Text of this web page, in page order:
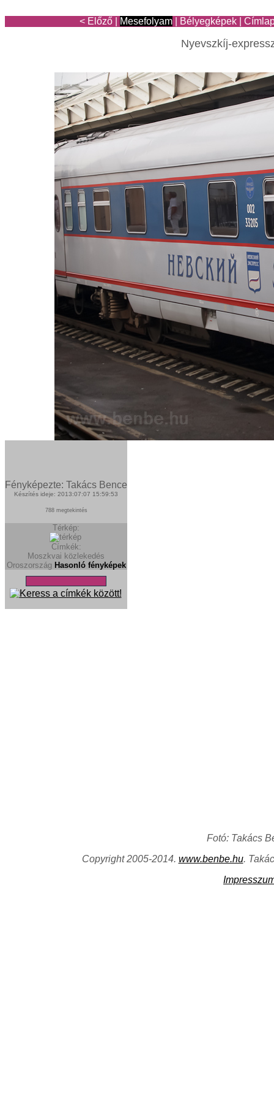
< Előző Mesefolyam Bélyegképek
Nyevszkíj-
Fényképezte: Takács Bence
Készítés ideje: 2013:07:07 15:59:53
788 megtekintés
Térkép:
Címkék:
Moszkvai közlekedés
Oroszország Hasonló fényképek
Fotó: Takács
Copyright 2005-2014. www.benbe.hu.